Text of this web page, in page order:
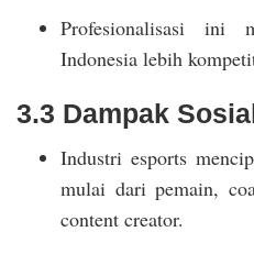
Profesionalisasi ini
Indonesia lebih
3.3 Dampak
Industri esports
mulai dari pemain,
content creator.